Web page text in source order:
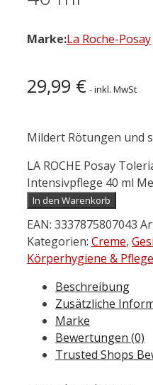
Marke:La Roche-Posay
29,99 € - inkl. MwSt
Mildert Rötungen und
LA ROCHE Posay
Intensivpflege 40 ml
In den Warenkorb
EAN: 3337875807043
Kategorien: Creme,
Körperhygiene & Pflege
Beschreibung
Zusätzliche
Marke
Bewertungen (0)
Trusted Shops